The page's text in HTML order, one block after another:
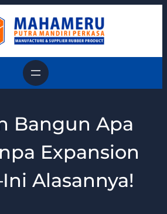
Bangun Apa
Expansion
Alasannya!